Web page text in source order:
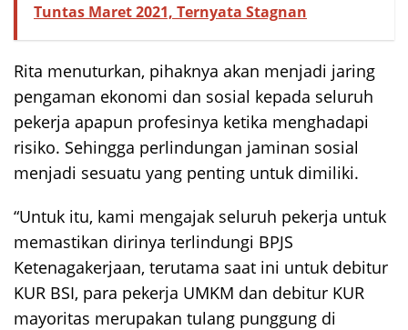
Tuntas Maret 2021, Ternyata Stagnan
Rita menuturkan, pihaknya akan menjadi jaring
pengaman ekonomi dan sosial kepada seluruh
pekerja apapun profesinya ketika menghadapi
risiko. Sehingga perlindungan jaminan sosial
menjadi sesuatu yang penting untuk dimiliki.
“Untuk itu, kami mengajak seluruh pekerja untuk
memastikan dirinya terlindungi BPJS
Ketenagakerjaan, terutama saat ini untuk debitur
KUR BSI, para pekerja UMKM dan debitur KUR
mayoritas merupakan tulang punggung di